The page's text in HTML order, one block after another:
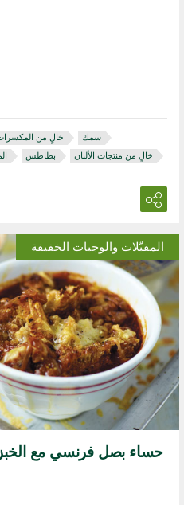
خالٍ من المكسرات
سمك
بطاطس خالٍ من منتجات الألبان
المقبّلات والوجبات الخفيفة
حساء بصل فرنسي مع